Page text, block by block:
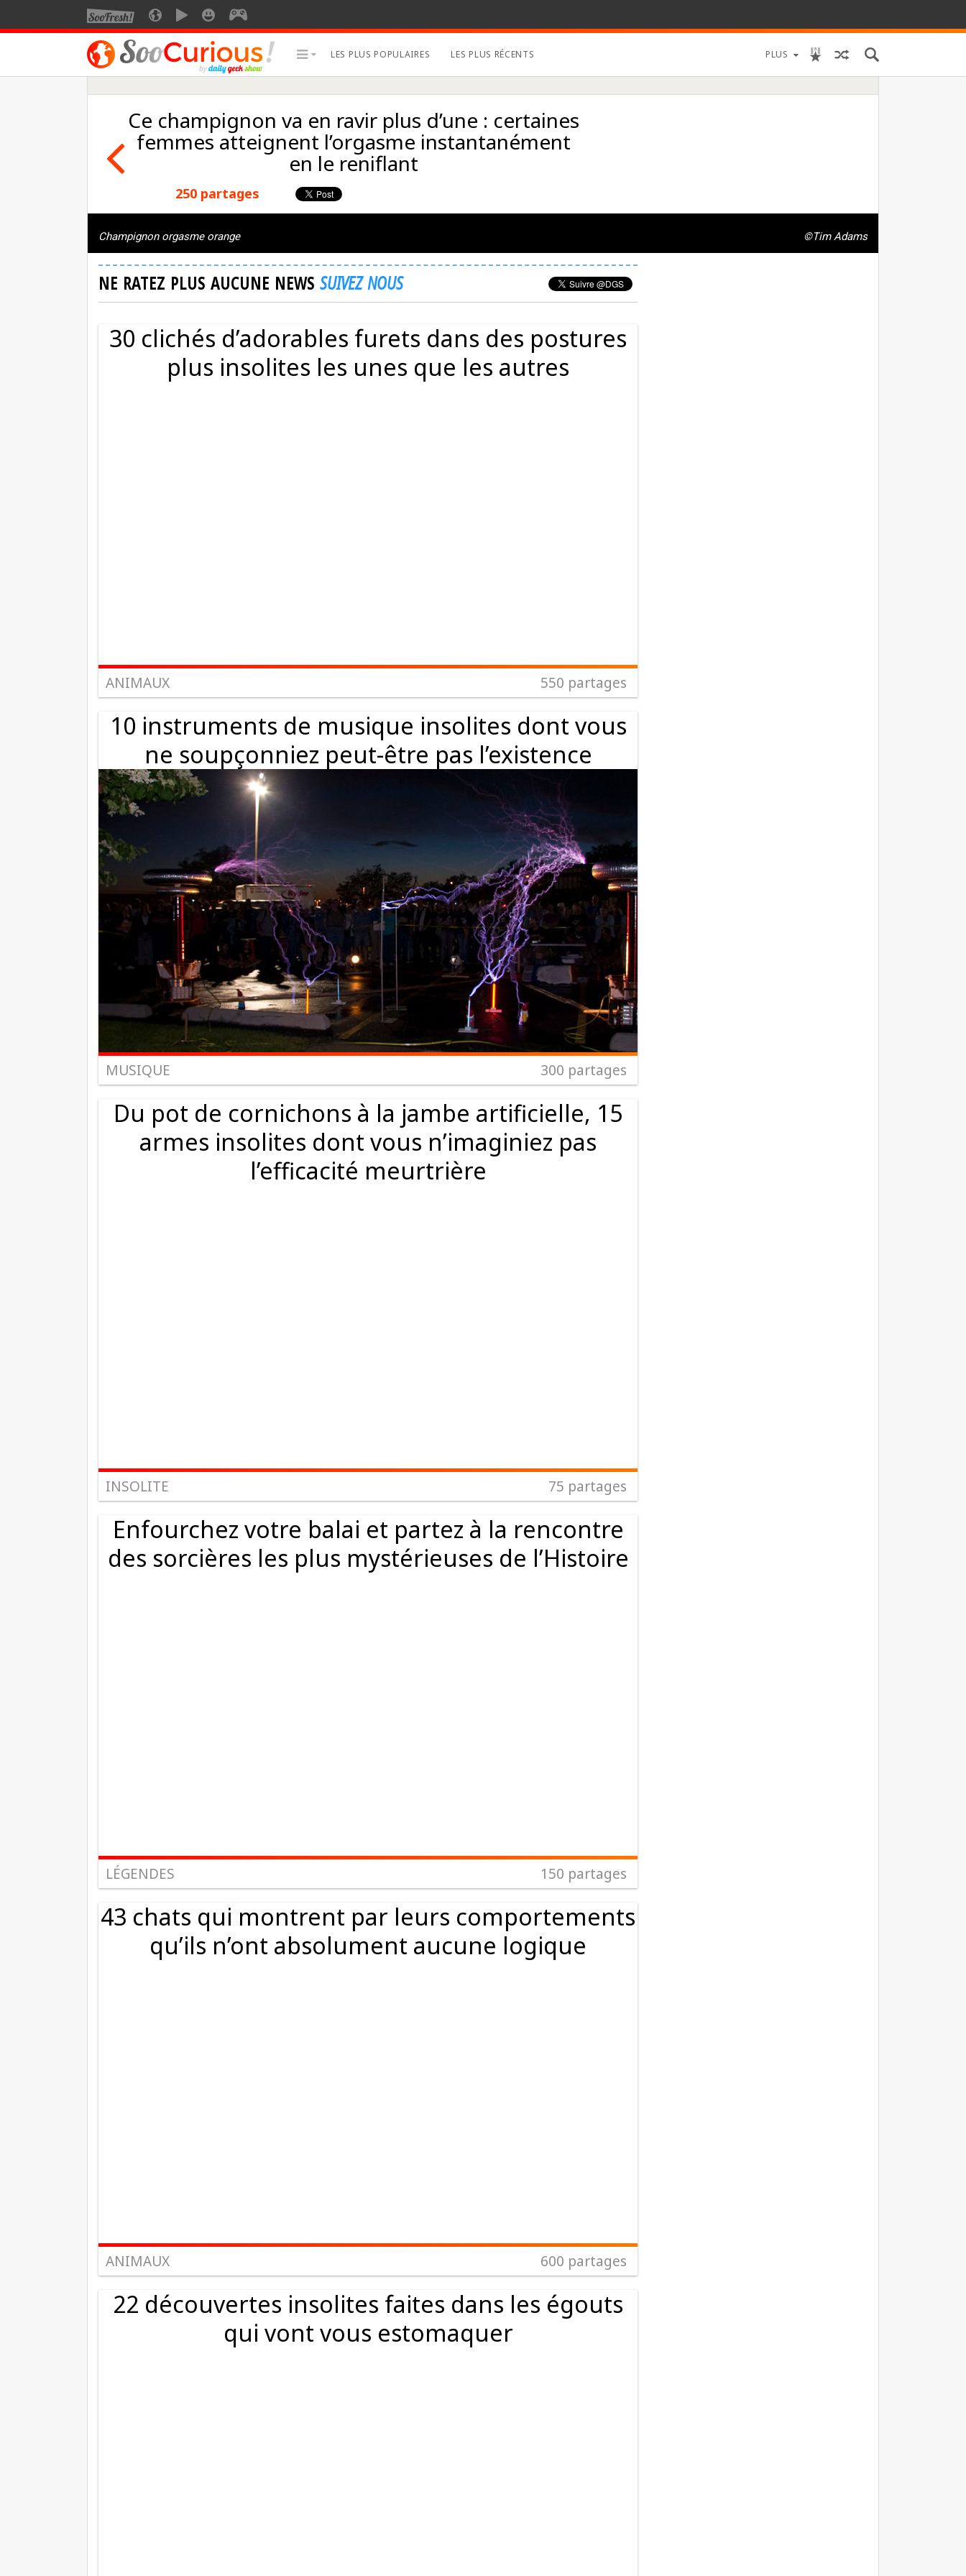
LES PLUS POPULAIRES LES PLUS RÉCENTS PLUS
Ce champignon va en ravir plus d’une : certaines
femmes atteignent l’orgasme instantanément
en le reniflant
250 partages
Champignon orgasme orange ©Tim Adams
NE RATEZ PLUS AUCUNE NEWS SUIVEZ NOUS
30 clichés d’adorables furets dans des postures
plus insolites les unes que les autres
ANIMAUX 550 partages
10 instruments de musique insolites dont vous
ne soupçonniez peut-être pas l’existence
MUSIQUE 300 partages
Du pot de cornichons à la jambe artificielle, 15
armes insolites dont vous n’imaginiez pas
l’efficacité meurtrière
INSOLITE 75 partages
Enfourchez votre balai et partez à la rencontre
des sorcières les plus mystérieuses de l’Histoire
LÉGENDES 150 partages
43 chats qui montrent par leurs comportements
qu’ils n’ont absolument aucune logique
ANIMAUX 600 partages
22 découvertes insolites faites dans les égouts
qui vont vous estomaquer